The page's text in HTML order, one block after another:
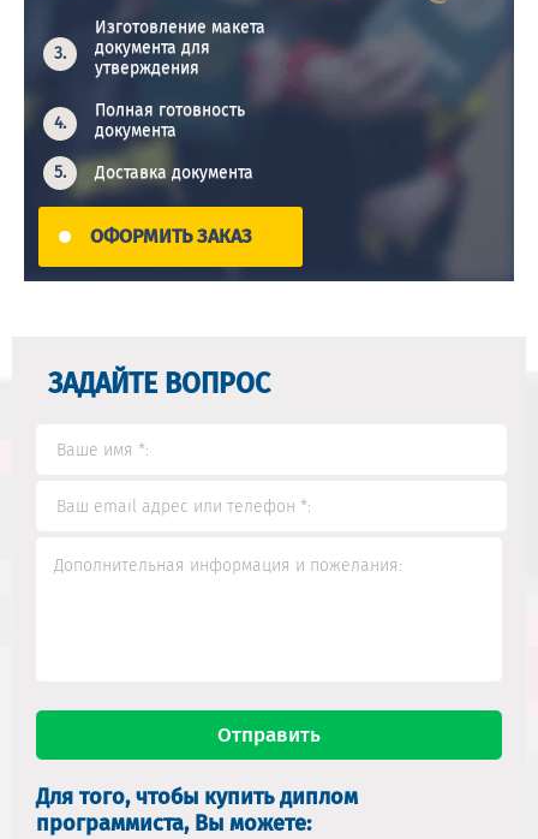
Изготовление макета
документа для
утверждения
Полная готовность
документа
Доставка документа
ОФОРМИТЬ ЗАКАЗ
ЗАДАЙТЕ ВОПРОС
Для того, чтобы купить диплом
программиста, Вы можете: